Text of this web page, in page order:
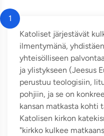
1
Katoliset järjestävät
ilmentymänä,
yhteisölliseen
ja ylistykseen (Jeesus
perustuu teologisiin,
pohjiin, ja se on
kansan matkasta kohti
Katolisen kirkon
"kirkko kulkee